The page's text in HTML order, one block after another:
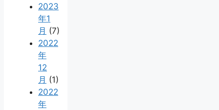
2023
年1
月 (7)
2022
年
12
月 (1)
2022
年